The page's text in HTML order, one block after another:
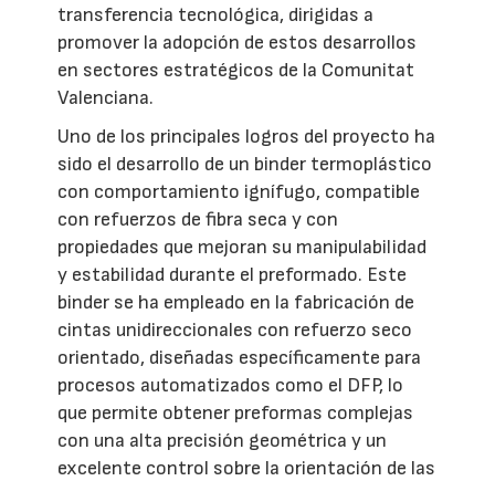
transferencia tecnológica, dirigidas a
promover la adopción de estos desarrollos
en sectores estratégicos de la Comunitat
Valenciana.
Uno de los principales logros del proyecto ha
sido el desarrollo de un binder termoplástico
con comportamiento ignífugo, compatible
con refuerzos de fibra seca y con
propiedades que mejoran su manipulabilidad
y estabilidad durante el preformado. Este
binder se ha empleado en la fabricación de
cintas unidireccionales con refuerzo seco
orientado, diseñadas específicamente para
procesos automatizados como el DFP, lo
que permite obtener preformas complejas
con una alta precisión geométrica y un
excelente control sobre la orientación de las